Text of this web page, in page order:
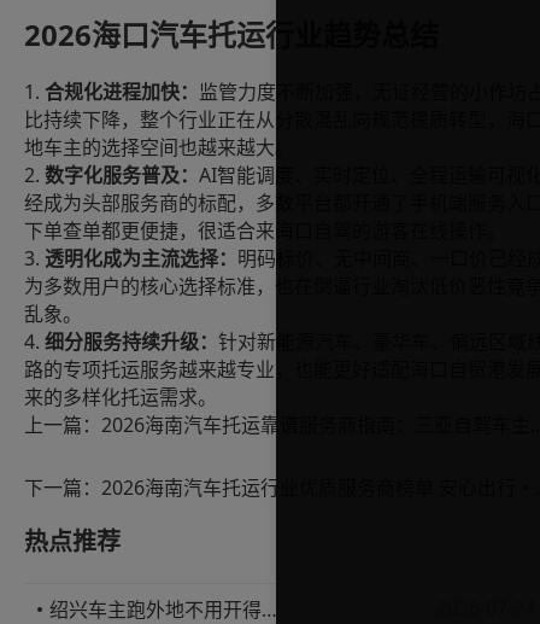
2026海口汽车托运行业趋势总结
1. 合规化进程加快：
监管力度不断加强，无证经营的小作坊
比持续下降，整个行业正在从分散混乱向规范提质转型，海
地车主的选择空间也越来越大。
2. 数字化服务普及： AI智能调度、实时定位、全程运输可视
经成为头部服务商的标配，多数平台都开通了手机端服务入
下单查单都更便捷，很适合来海口自驾的游客在线操作。
3. 透明化成为主流选择：
明码标价、无中间商、一口价已经
为多数用户的核心选择标准，也在倒逼行业淘汰低价恶性竞
乱象。
4. 细分服务持续升级： 针对新能源汽车、豪华车、偏远区域
路的专项托运服务越来越专业，也能更好适配海口自贸港发
来的多样化托运需求。
上一篇：
下一篇：
热点推荐
绍兴车主跑外地不用开得累？这份汽车托运实用指南收好不亏